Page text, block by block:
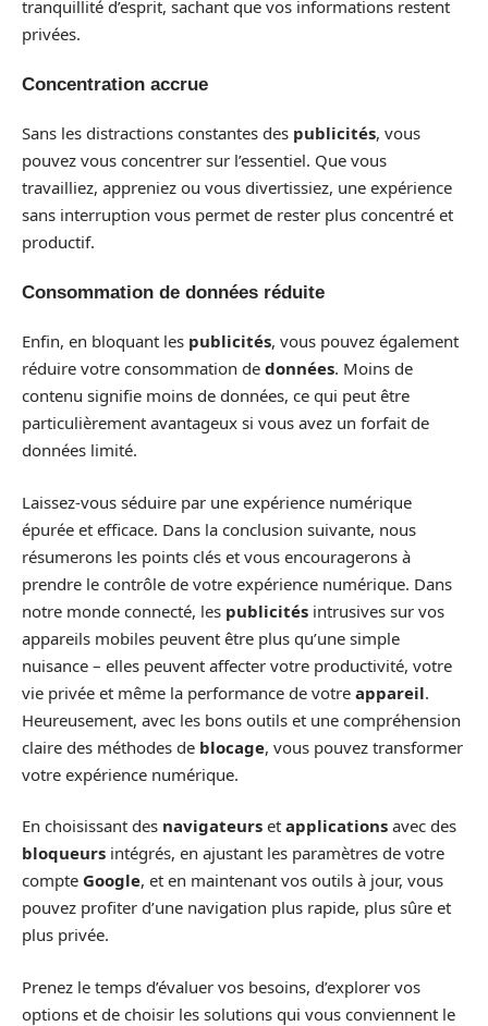
tranquillité d’esprit, sachant que vos informations restent
privées.
Concentration accrue
Sans les distractions constantes des publicités, vous
pouvez vous concentrer sur l’essentiel. Que vous
travailliez, appreniez ou vous divertissiez, une expérience
sans interruption vous permet de rester plus concentré et
productif.
Consommation de données réduite
Enfin, en bloquant les publicités, vous pouvez également
réduire votre consommation de données. Moins de
contenu signifie moins de données, ce qui peut être
particulièrement avantageux si vous avez un forfait de
données limité.
Laissez-vous séduire par une expérience numérique
épurée et efficace. Dans la conclusion suivante, nous
résumerons les points clés et vous encouragerons à
prendre le contrôle de votre expérience numérique. Dans
notre monde connecté, les publicités intrusives sur vos
appareils mobiles peuvent être plus qu’une simple
nuisance – elles peuvent affecter votre productivité, votre
vie privée et même la performance de votre appareil.
Heureusement, avec les bons outils et une compréhension
claire des méthodes de blocage, vous pouvez transformer
votre expérience numérique.
En choisissant des navigateurs et applications avec des
bloqueurs intégrés, en ajustant les paramètres de votre
compte Google, et en maintenant vos outils à jour, vous
pouvez profiter d’une navigation plus rapide, plus sûre et
plus privée.
Prenez le temps d’évaluer vos besoins, d’explorer vos
options et de choisir les solutions qui vous conviennent le